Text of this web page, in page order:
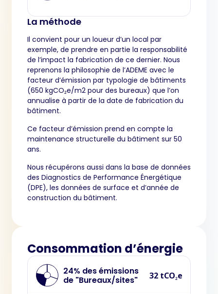
La méthode
Il convient pour un loueur d’un local par
exemple, de prendre en partie la responsabilité
de l’impact la fabrication de ce dernier. Nous
reprenons la philosophie de l’ADEME avec le
facteur d’émission par typologie de bâtiments
(650 kgCO₂e/m2 pour des bureaux) que l’on
annualise à partir de la date de fabrication du
bâtiment.
Ce facteur d’émission prend en compte la
maintenance structurelle du bâtiment sur 50
ans.
Nous récupérons aussi dans la base de données
des Diagnostics de Performance Énergétique
(DPE), les données de surface et d’année de
construction du bâtiment.
Consommation d’énergie
24% des émissions
de "Bureaux/sites"
32 tCO₂e